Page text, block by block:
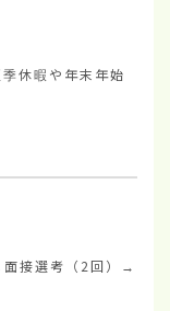
休暇や年末年始
接選考（2回）→